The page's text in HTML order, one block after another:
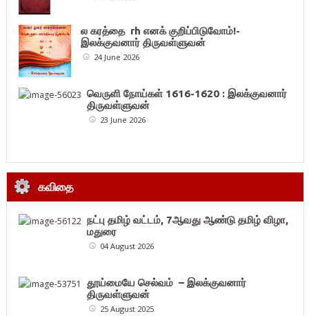
ல கரத்தை rh எனக் குறிப்பிடுவோம்!-
இலக்குவனார் திருவள்ளுவன்
24 June 2026
வெருளி நோய்கள் 1616-1620 : இலக்குவனார்
திருவள்ளுவன்
23 June 2026
கவிதை
நட்பு தமிழ் வட்டம், 7ஆவது ஆண்டு தமிழ் விழா,
மதுரை
04 August 2026
தூய்மையே செல்வம் – இலக்குவனார்
திருவள்ளுவன்
25 August 2025